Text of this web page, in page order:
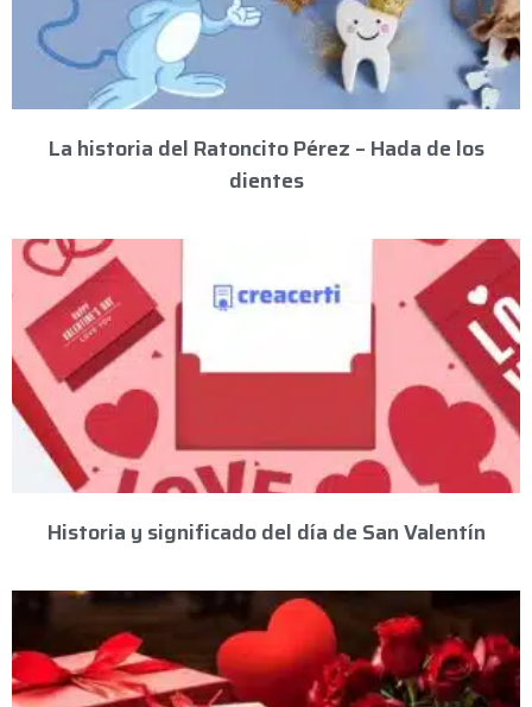
La historia del Ratoncito Pérez – Hada de los
dientes
Historia y significado del día de San Valentín